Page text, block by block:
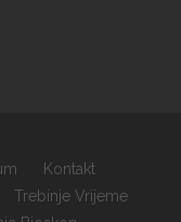
Kontakt
Trebinje Vrijeme